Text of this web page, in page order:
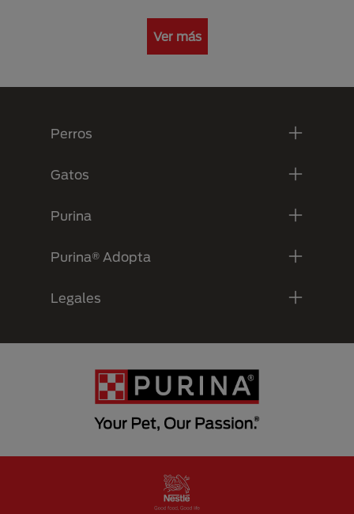
Ver más
Perros
Gatos
Purina
Purina® Adopta
Legales